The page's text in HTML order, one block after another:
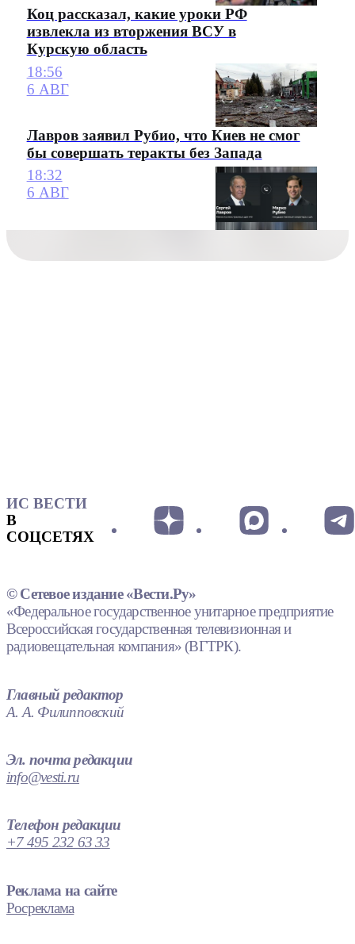
Коц рассказал, какие уроки РФ
извлекла из вторжения ВСУ в
Курскую область
18:56
6 АВГ
Лавров заявил Рубио, что Киев не смог
бы совершать теракты без Запада
18:32
6 АВГ
ИС ВЕСТИ
В
СОЦСЕТЯХ
© Сетевое издание «Вести.Ру»
«Федеральное государственное унитарное предприятие
Всероссийская государственная телевизионная и
радиовещательная компания» (ВГТРК).
Главный редактор
А. А. Филипповский
Эл. почта редакции
info@vesti.ru
Телефон редакции
+7 495 232 63 33
Реклама на сайте
Росреклама